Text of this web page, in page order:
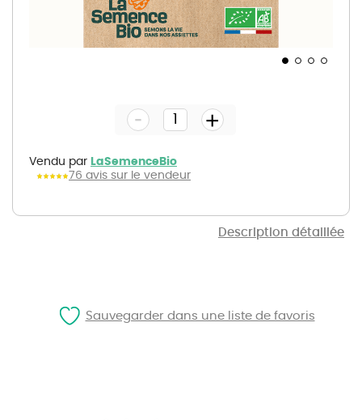
Description détaillée
gallery
Vendu par LaSemenceBio
76 avis sur le vendeur
- +
Sauvegarder dans une liste de favoris